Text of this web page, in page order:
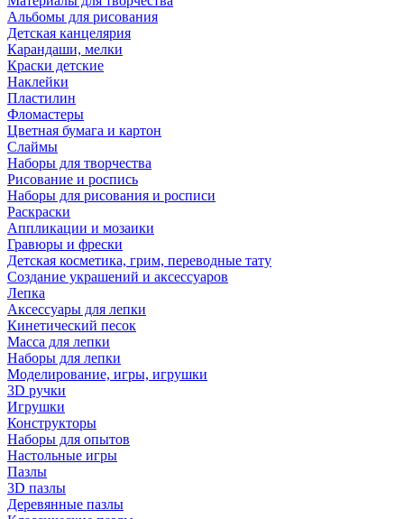
Альбомы для рисования
Детская канцелярия
Карандаши, мелки
Краски детские
Наклейки
Пластилин
Фломастеры
Цветная бумага и картон
Слаймы
Наборы для творчества
Рисование и роспись
Наборы для рисования и росписи
Раскраски
Аппликации и мозаики
Гравюры и фрески
Детская косметика, грим, переводные тату
Создание украшений и аксессуаров
Лепка
Аксессуары для лепки
Кинетический песок
Масса для лепки
Наборы для лепки
Моделирование, игры, игрушки
3D ручки
Игрушки
Конструкторы
Наборы для опытов
Настольные игры
Пазлы
3D пазлы
Деревянные пазлы